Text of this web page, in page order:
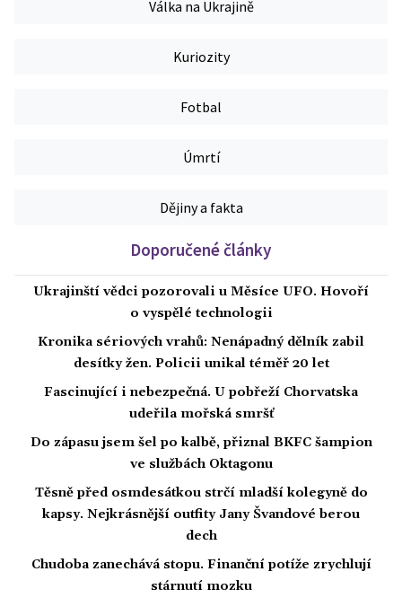
Válka na Ukrajině
Kuriozity
Fotbal
Úmrtí
Dějiny a fakta
Doporučené články
Ukrajinští vědci pozorovali u Měsíce UFO. Hovoří
o vyspělé technologii
Kronika sériových vrahů: Nenápadný dělník zabil
desítky žen. Policii unikal téměř 20 let
Fascinující i nebezpečná. U pobřeží Chorvatska
udeřila mořská smršť
Do zápasu jsem šel po kalbě, přiznal BKFC šampion
ve službách Oktagonu
Těsně před osmdesátkou strčí mladší kolegyně do
kapsy. Nejkrásnější outfity Jany Švandové berou
dech
Chudoba zanechává stopu. Finanční potíže zrychlují
stárnutí mozku